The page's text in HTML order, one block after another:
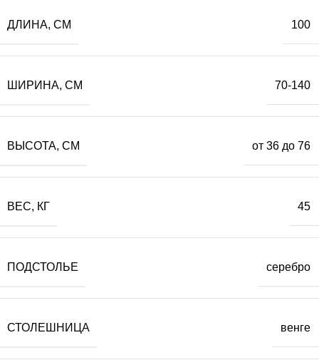
ДЛИНА, СМ 100
ШИРИНА, СМ 70-140
ВЫСОТА, СМ от 36 до 76
ВЕС, КГ 45
ПОДСТОЛЬЕ серебро
СТОЛЕШНИЦА венге